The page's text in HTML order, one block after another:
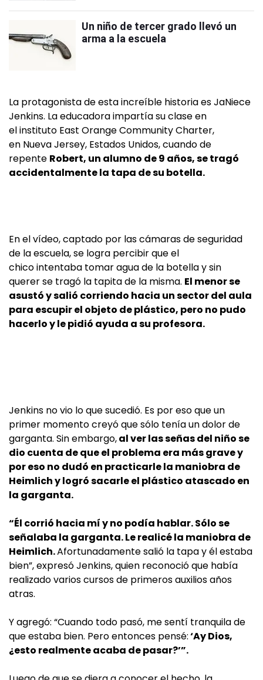
Un niño de tercer grado llevó un
arma a la escuela
La protagonista de esta increíble historia es JaNiece
Jenkins. La educadora impartía su clase en
el instituto East Orange Community Charter,
en Nueva Jersey, Estados Unidos, cuando de
repente Robert, un alumno de 9 años, se tragó
accidentalmente la tapa de su botella.
En el vídeo, captado por las cámaras de seguridad
de la escuela, se logra percibir que el
chico intentaba tomar agua de la botella y sin
querer se tragó la tapita de la misma. El menor se
asustó y salió corriendo hacia un sector del aula
para escupir el objeto de plástico, pero no pudo
hacerlo y le pidió ayuda a su profesora.
Jenkins no vio lo que sucedió. Es por eso que un
primer momento creyó que sólo tenía un dolor de
garganta. Sin embargo,al ver las señas del niño se
dio cuenta de que el problema era más grave y
por eso no dudó en practicarle la maniobra de
Heimlich y logró sacarle el plástico atascado en
la garganta.
“Él corrió hacia mí y no podía hablar. Sólo se
señalaba la garganta. Le realicé la maniobra de
Heimlich.Afortunadamente salió la tapa y él estaba
bien”, expresó Jenkins, quien reconoció que había
realizado varios cursos de primeros auxilios años
atras.
Y agregó: “Cuando todo pasó, me sentí tranquila de
que estaba bien. Pero entonces pensé:‘Ay Dios,
¿esto realmente acaba de pasar?’”.